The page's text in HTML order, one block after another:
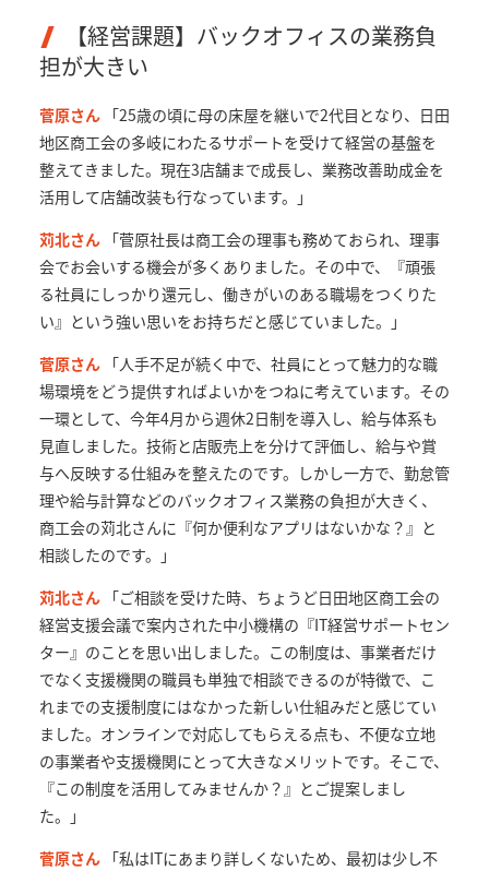
【経営課題】バックオフィスの業務負
担が大きい
菅原さん 「25歳の頃に母の床屋を継いで2代目となり、日田
地区商工会の多岐にわたるサポートを受けて経営の基盤を
整えてきました。現在3店舗まで成長し、業務改善助成金を
活用して店舗改装も行なっています。」
苅北さん 「菅原社長は商工会の理事も務めておられ、理事
会でお会いする機会が多くありました。その中で、『頑張
る社員にしっかり還元し、働きがいのある職場をつくりた
い』という強い思いをお持ちだと感じていました。」
菅原さん 「人手不足が続く中で、社員にとって魅力的な職
場環境をどう提供すればよいかをつねに考えています。その
一環として、今年4月から週休2日制を導入し、給与体系も
見直しました。技術と店販売上を分けて評価し、給与や賞
与へ反映する仕組みを整えたのです。しかし一方で、勤怠管
理や給与計算などのバックオフィス業務の負担が大きく、
商工会の苅北さんに『何か便利なアプリはないかな？』と
相談したのです。」
苅北さん 「ご相談を受けた時、ちょうど日田地区商工会の
経営支援会議で案内された中小機構の『IT経営サポートセン
ター』のことを思い出しました。この制度は、事業者だけ
でなく支援機関の職員も単独で相談できるのが特徴で、こ
れまでの支援制度にはなかった新しい仕組みだと感じてい
ました。オンラインで対応してもらえる点も、不便な立地
の事業者や支援機関にとって大きなメリットです。そこで、
『この制度を活用してみませんか？』とご提案しまし
た。」
菅原さん 「私はITにあまり詳しくないため、最初は少し不